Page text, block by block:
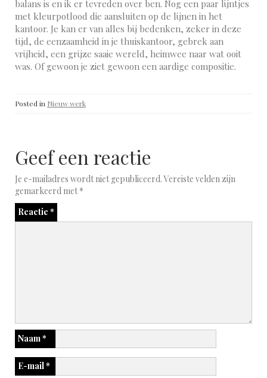
balans is en ik er tevreden over ben. Nog een paar lijntjes
met kleurpotlood die aansluiten op de lijnen in het
kantoor. Je kan er van alles bij bedenken, zeker in deze
tijd, de eenzaamheid in je thuiskantoor, gebrek aan
vrijheid, een grijze saaie wereld, heimwee naar wat ooit
was. Of gewoon je ziet gewoon een aardige compositie.
Posted in Nieuw werk
Geef een reactie
Je e-mailadres wordt niet gepubliceerd. Vereiste velden zijn
gemarkeerd met*
Reactie *
Naam*
E-mail*